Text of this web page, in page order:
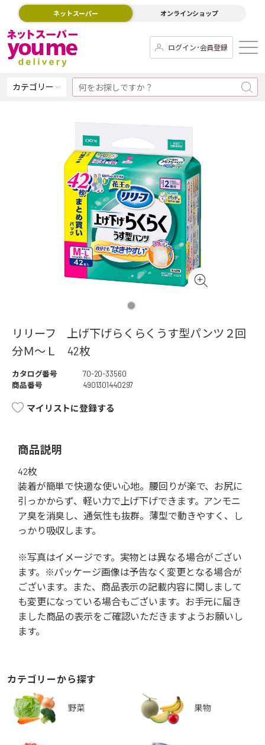
ネットスーパー オンラインショップ
ログイン･会員登録
カテゴリー
リリーフ 上げ下げらくらくうす型パンツ２回
分Ｍ～Ｌ 42枚
カタログ番号
70-20-33560
商品番号
4901301440297
マイリストに登録する
商品説明
42枚
装着が簡単で快適な使い心地。腰回りが楽で、お尻に
引っかからず、軽い力で上げ下げできます。アンモニ
ア臭を消臭し、通気性も抜群。薄型で動きやすく、し
っかり吸収します。
※写真はイメージです。実物とは異なる場合がござい
ます。※パッケージ画像は予告なく変更となる場合が
ございます。また、商品表示の記載内容に関しまして
も変更になっている場合もございます。お手元に届き
ました商品の表示をご確認いただきますようお願いし
ます。
カテゴリーから探す